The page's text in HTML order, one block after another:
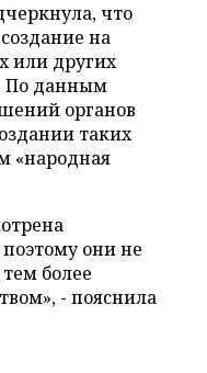
что
на
или других
По данным
органов
таких
«народная
они не
более
- пояснила